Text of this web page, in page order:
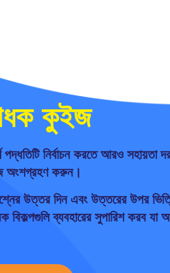
কুইজ
নির্বাচন করতে আরও সহায়তা
অংশগ্রহণ করুন।
উত্তর দিন এবং উত্তরের উপর
বিকল্পগুলি ব্যবহারের সুপারিশ করব